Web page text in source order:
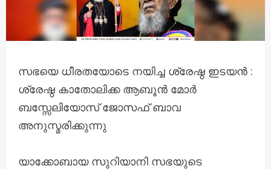
സഭയെ ധീരതയോടെ നയിച്ച ശ്രേഷ്ഠ ഇടയൻ :
ശ്രേഷ്ഠ കാതോലിക്ക ആബൂൻ മോർ
ബസ്സേലിയോസ് ജോസഫ് ബാവ
അനുസ്മരിക്കുന്നു
യാക്കോബായ സുറിയാനി സഭയുടെ